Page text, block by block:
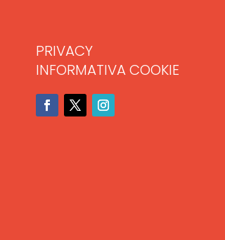
PRIVACY
INFORMATIVA COOKIE